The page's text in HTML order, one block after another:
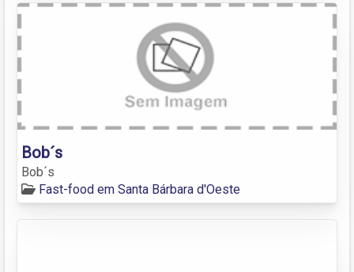
Bob´s
Bob´s
Fast-food em Santa Bárbara d'Oeste